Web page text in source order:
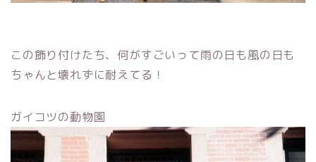
この飾り付けたち、何がすごいって雨の日も風の日も
ちゃんと壊れずに耐えてる！
ガイコツの動物園